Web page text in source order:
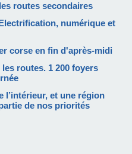
routes secondaires
numérique et
corse en fin d'après-midi
routes. 1 200 foyers
l’intérieur, et une région
de nos priorités